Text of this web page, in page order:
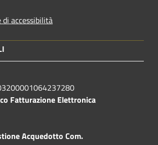
di accessibilità
Fatturazione Elettronica
Acquedotto Com.